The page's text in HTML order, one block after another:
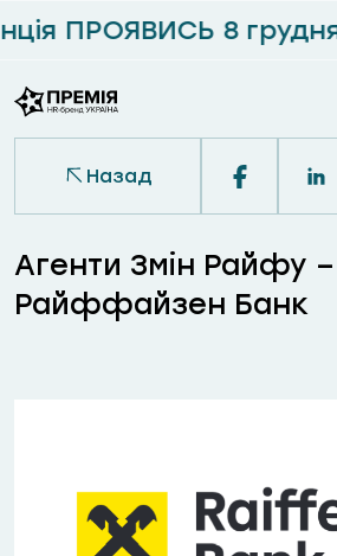
ПРОЯВИСЬ 8 грудня
Назад
Агенти Змін Райфу –
Райффайзен Банк